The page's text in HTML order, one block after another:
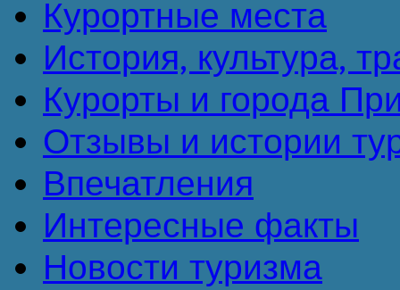
Курортные места
История, культура,
Курорты и города
Отзывы и истории
Впечатления
Интересные факты
Новости туризма